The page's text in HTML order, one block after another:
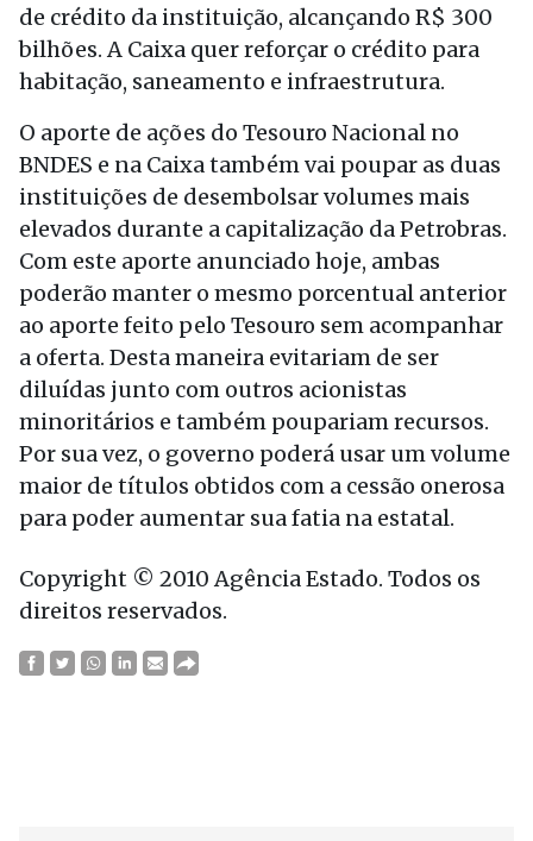
de crédito da instituição, alcançando R$ 300
bilhões. A Caixa quer reforçar o crédito para
habitação, saneamento e infraestrutura.
O aporte de ações do Tesouro Nacional no
BNDES e na Caixa também vai poupar as duas
instituições de desembolsar volumes mais
elevados durante a capitalização da Petrobras.
Com este aporte anunciado hoje, ambas
poderão manter o mesmo porcentual anterior
ao aporte feito pelo Tesouro sem acompanhar
a oferta. Desta maneira evitariam de ser
diluídas junto com outros acionistas
minoritários e também poupariam recursos.
Por sua vez, o governo poderá usar um volume
maior de títulos obtidos com a cessão onerosa
para poder aumentar sua fatia na estatal.
Copyright © 2010 Agência Estado. Todos os
direitos reservados.